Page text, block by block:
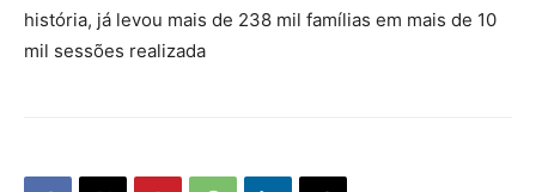
história, já levou mais de 238 mil famílias em mais de 10
mil sessões realizada